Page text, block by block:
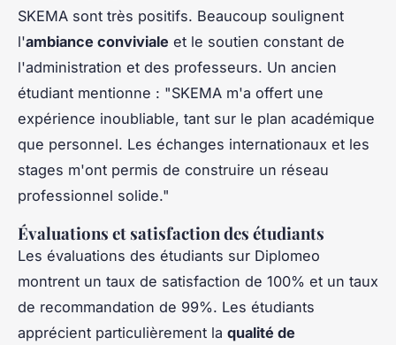
SKEMA sont très positifs. Beaucoup soulignent
l'ambiance conviviale et le soutien constant de
l'administration et des professeurs. Un ancien
étudiant mentionne : "SKEMA m'a offert une
expérience inoubliable, tant sur le plan académique
que personnel. Les échanges internationaux et les
stages m'ont permis de construire un réseau
professionnel solide."
Évaluations et satisfaction des étudiants
Les évaluations des étudiants sur Diplomeo
montrent un taux de satisfaction de 100% et un taux
de recommandation de 99%. Les étudiants
apprécient particulièrement la qualité de